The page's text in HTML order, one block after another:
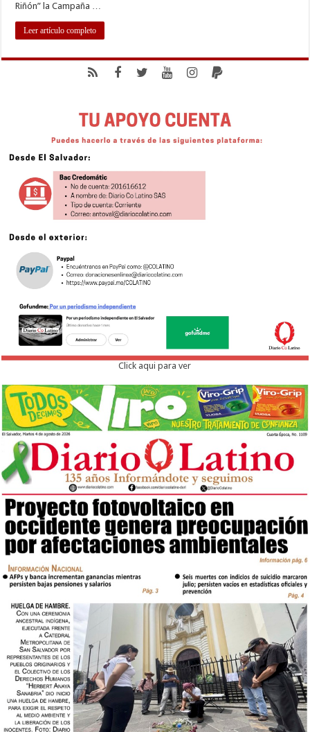
Riñón” la Campaña …
Leer artículo completo
Click aqui para ver